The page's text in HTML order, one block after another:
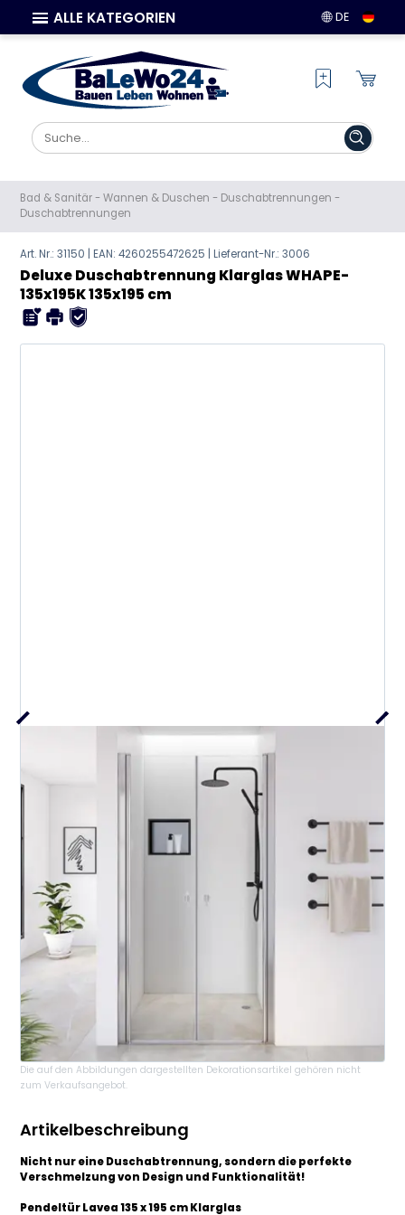
ALLE KATEGORIEN DE
Bad & Sanitär-Wannen & Duschen - Duschabtrennungen -
Duschabtrennungen
Art. Nr.: 31150 | EAN:4260255472625 | Lieferant-Nr.: 3006
Deluxe Duschabtrennung Klarglas WHAPE-
135x195K 135x195 cm
Die auf den Abbildungen dargestellten Dekorationsartikel gehören nicht
zum Verkaufsangebot.
Artikelbeschreibung
Nicht nur eine Duschabtrennung, sondern die perfekte
Verschmelzung von Design und Funktionalität!
Pendeltür Lavea 135 x 195 cm Klarglas